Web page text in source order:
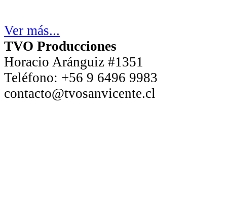
Ver más...
TVO Producciones
Horacio Aránguiz #1351
Teléfono: +56 9 6496 9983
contacto@tvosanvicente.cl